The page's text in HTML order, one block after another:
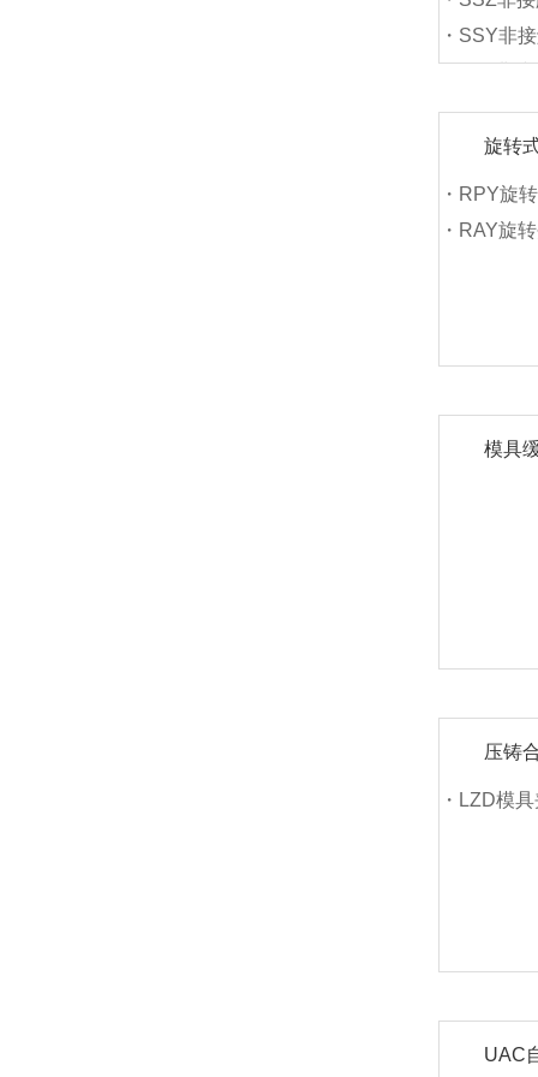
・SSY非
・LYS非接
旋转
・RPY旋
・RAY旋
模具
压铸
・LZD模
UAC